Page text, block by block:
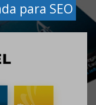
para SEO